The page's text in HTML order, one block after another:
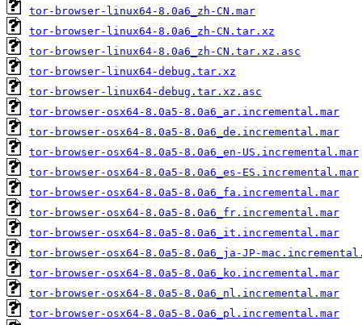
tor-browser-linux64-8.0a6_zh-CN.mar
tor-browser-linux64-8.0a6_zh-CN.tar.xz
tor-browser-linux64-8.0a6_zh-CN.tar.xz.asc
tor-browser-linux64-debug.tar.xz
tor-browser-linux64-debug.tar.xz.asc
tor-browser-osx64-8.0a5-8.0a6_ar.incremental.mar
tor-browser-osx64-8.0a5-8.0a6_de.incremental.mar
tor-browser-osx64-8.0a5-8.0a6_en-US.incremental.mar
tor-browser-osx64-8.0a5-8.0a6_es-ES.incremental.mar
tor-browser-osx64-8.0a5-8.0a6_fa.incremental.mar
tor-browser-osx64-8.0a5-8.0a6_fr.incremental.mar
tor-browser-osx64-8.0a5-8.0a6_it.incremental.mar
tor-browser-osx64-8.0a5-8.0a6_ja-JP-
tor-browser-osx64-8.0a5-8.0a6_ko.incremental.mar
tor-browser-osx64-8.0a5-8.0a6_nl.incremental.mar
tor-browser-osx64-8.0a5-8.0a6_pl.incremental.mar